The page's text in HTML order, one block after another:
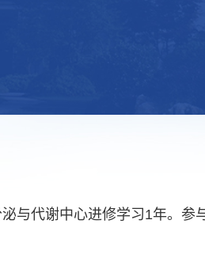
与代谢中心进修学习1年。